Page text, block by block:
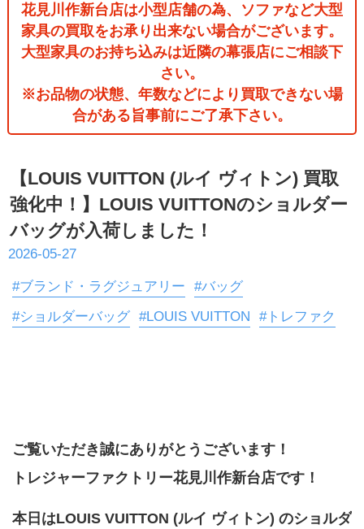
花見川作新台店は小型店舗の為、ソファなど大型
家具の買取をお承り出来ない場合がございます。
大型家具のお持ち込みは近隣の幕張店にご相談下
さい。
※お品物の状態、年数などにより買取できない場
合がある旨事前にご了承下さい。
【LOUIS VUITTON (ルイ ヴィトン) 買取
強化中！】LOUIS VUITTONのショルダー
バッグが入荷しました！
2026-05-27
#ブランド・ラグジュアリー
#バッグ
#ショルダーバッグ #LOUIS VUITTON #トレファク
ご覧いただき誠にありがとうございます！
トレジャーファクトリー花見川作新台店です！
本日はLOUIS VUITTON (ルイ ヴィトン) のショルダ